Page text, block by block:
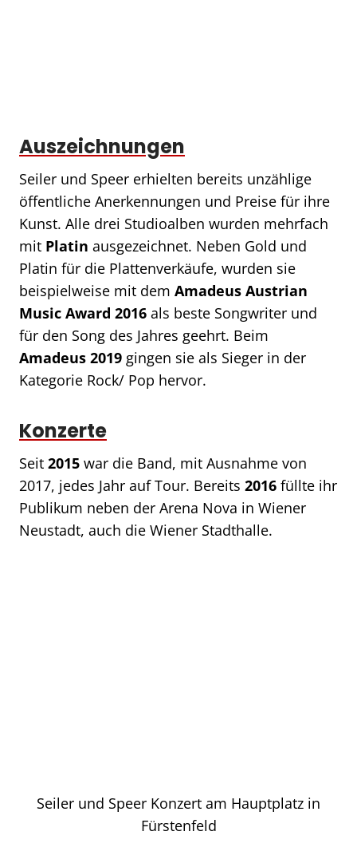
Auszeichnungen
Seiler und Speer erhielten bereits unzählige
öffentliche Anerkennungen und Preise für ihre
Kunst. Alle drei Studioalben wurden mehrfach
mit Platin ausgezeichnet. Neben Gold und
Platin für die Plattenverkäufe, wurden sie
beispielweise mit dem Amadeus Austrian
Music Award 2016 als beste Songwriter und
für den Song des Jahres geehrt. Beim
Amadeus 2019 gingen sie als Sieger in der
Kategorie Rock/ Pop hervor.
Konzerte
Seit 2015 war die Band, mit Ausnahme von
2017, jedes Jahr auf Tour. Bereits 2016 füllte ihr
Publikum neben der Arena Nova in Wiener
Neustadt, auch die Wiener Stadthalle.
Seiler und Speer Konzert am Hauptplatz in
Fürstenfeld